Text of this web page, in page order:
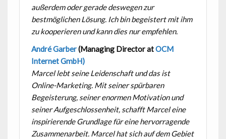
außerdem oder gerade deswegen zur
bestmöglichen Lösung. Ich bin begeistert mit ihm
zu kooperieren und kann dies nur empfehlen.
André Garber(Managing Director atOCM
Internet GmbH)
Marcel lebt seine Leidenschaft und das ist
Online-Marketing. Mit seiner spürbaren
Begeisterung, seiner enormen Motivation und
seiner Aufgeschlossenheit, schafft Marcel eine
inspirierende Grundlage für eine hervorragende
Zusammenarbeit. Marcel hat sich auf dem Gebiet